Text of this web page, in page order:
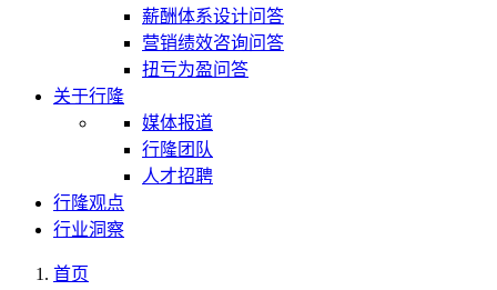
薪酬体系设计问答
营销绩效咨询问答
扭亏为盈问答
关于行隆
媒体报道
行隆团队
人才招聘
行隆观点
行业洞察
首页